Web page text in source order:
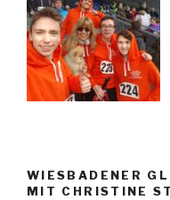
WIESBADENER
MIT CHRISTINE